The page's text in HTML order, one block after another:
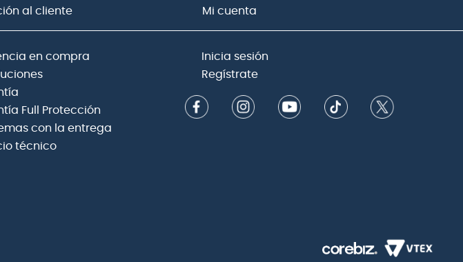
al cliente Mi cuenta
en compra
Full Protección
con la entrega
técnico
Inicia sesión
Regístrate